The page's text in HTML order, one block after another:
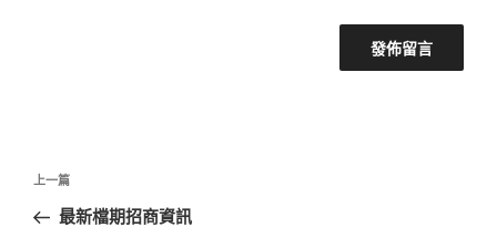
文
導
上
一
上一篇
最新檔期招商資訊